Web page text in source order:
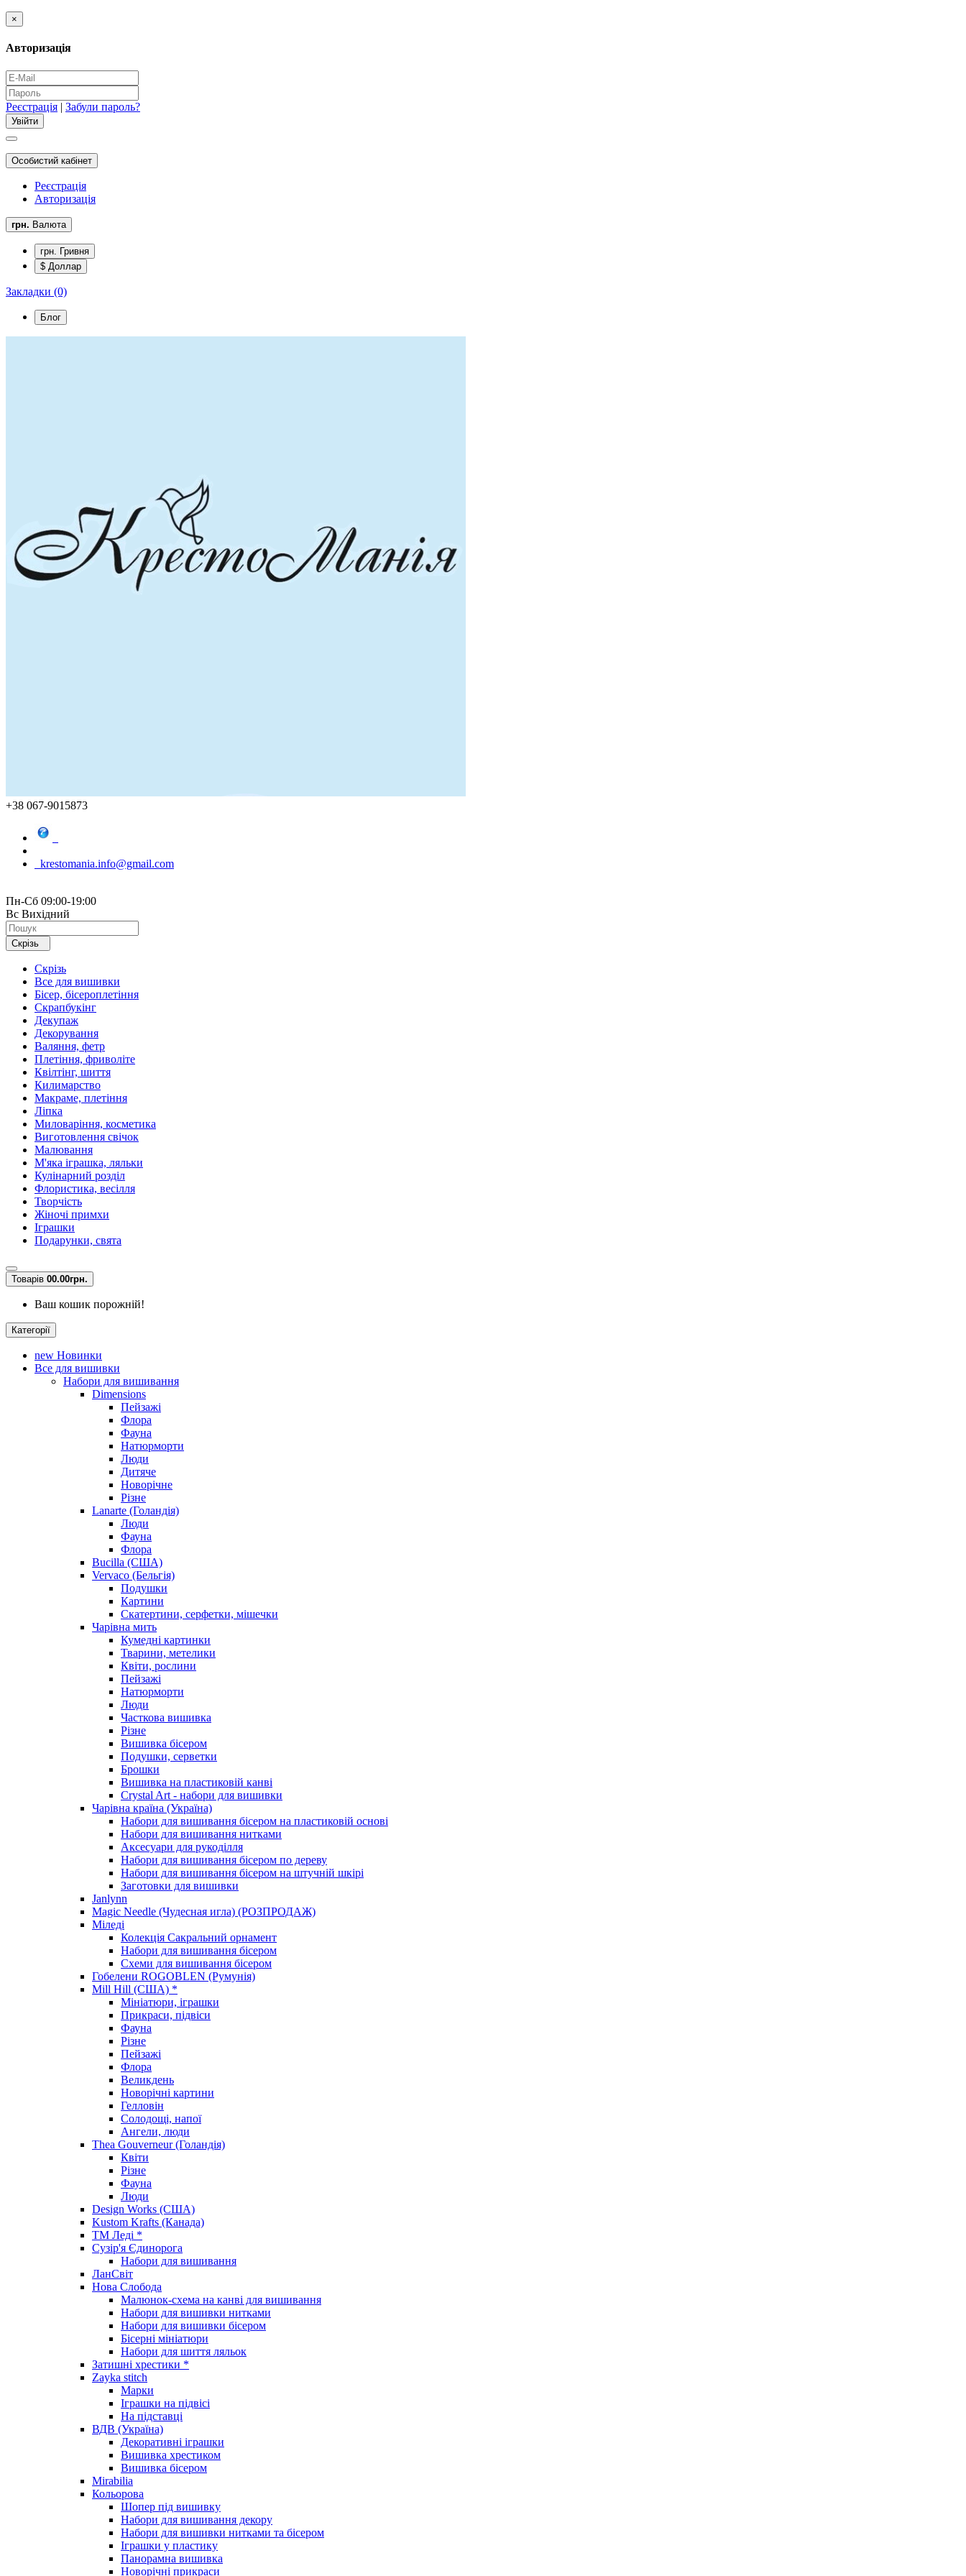
×
Авторизація
Реєстрація | Забули пароль?
Особистий кабінет
Реєстрація
Авторизація
грн. Валюта
грн. Гривня
$ Доллар
Закладки (0)
Блог
+38 067-9015873
krestomania.info@gmail.com
Пн-Сб 09:00-19:00
Вс Вихідний
Скрізь
Скрізь
Все для вишивки
Бісер, бісероплетіння
Скрапбукінг
Декупаж
Декорування
Валяння, фетр
Плетіння, фриволіте
Квілтінг, шиття
Килимарство
Макраме, плетіння
Ліпка
Миловаріння, косметика
Виготовлення свічок
Малювання
М'яка іграшка, ляльки
Кулінарний розділ
Флористика, весілля
Творчість
Жіночі примхи
Іграшки
Подарунки, свята
Товарів 00.00грн.
Ваш кошик порожній!
Категорії
new Новинки
Все для вишивки
Набори для вишивання
Dimensions
Пейзажі
Флора
Фауна
Натюрморти
Люди
Дитяче
Новорічне
Різне
Lanarte (Голандія)
Люди
Фауна
Флора
Bucilla (США)
Vervaco (Бельгія)
Подушки
Картини
Скатертини, серфетки, мішечки
Чарiвна мить
Кумедні картинки
Тварини, метелики
Квіти, рослини
Пейзажі
Натюрморти
Люди
Часткова вишивка
Різне
Вишивка бісером
Подушки, серветки
Брошки
Вишивка на пластиковій канві
Crystal Art - набори для вишивки
Чарівна країна (Україна)
Набори для вишивання бісером на пластиковій основі
Набори для вишивання нитками
Аксесуари для рукоділля
Набори для вишивання бісером по дереву
Набори для вишивання бісером на штучній шкірі
Заготовки для вишивки
Janlynn
Magic Needle (Чудесная игла) (РОЗПРОДАЖ)
Міледі
Колекція Сакральний орнамент
Набори для вишивання бісером
Схеми для вишивання бісером
Гобелени ROGOBLEN (Румунія)
Mill Hill (США) *
Мініатюри, іграшки
Прикраси, підвіси
Фауна
Різне
Пейзажі
Флора
Великдень
Новорічні картини
Гелловін
Солодощі, напої
Ангели, люди
Thea Gouverneur (Голандія)
Квіти
Різне
Фауна
Люди
Design Works (США)
Kustom Krafts (Канада)
ТМ Леді *
Сузір'я Єдинорога
Набори для вишивання
ЛанСвіт
Нова Слобода
Малюнок-схема на канві для вишивання
Набори для вишивки нитками
Набори для вишивки бісером
Бісерні мініатюри
Набори для шиття ляльок
Затишні хрестики *
Zayka stitch
Марки
Іграшки на підвісі
На підставці
ВДВ (Україна)
Декоративні іграшки
Вишивка хрестиком
Вишивка бісером
Mirabilia
Кольорова
Шопер під вишивку
Набори для вишивання декору
Набори для вишивки нитками та бісером
Іграшки у пластику
Панорамна вишивка
Новорічні прикраси